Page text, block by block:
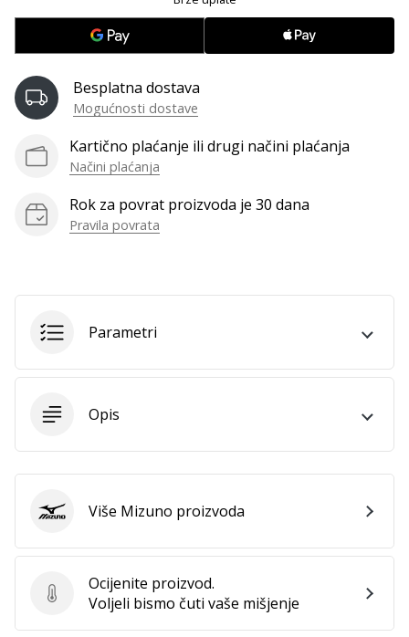
Postani
ambasadorom
našeg
brenda
za
odbojku
Obožavaš
odbojku
nas?
Pridruži
kao
ambasador.
Prikaži
članke
Besplatna dostava
Mogućnosti dostave
Kartično plaćanje ili drugi načini plaćanja
Načini plaćanja
Rok za povrat proizvoda je 30 dana
Pravila povrata
Parametri
Opis
Ocijenite proizvod.
Ocijenite proizvod.
Voljeli bismo čuti vaše mišjenje
MizunoViše Mizuno proizvoda